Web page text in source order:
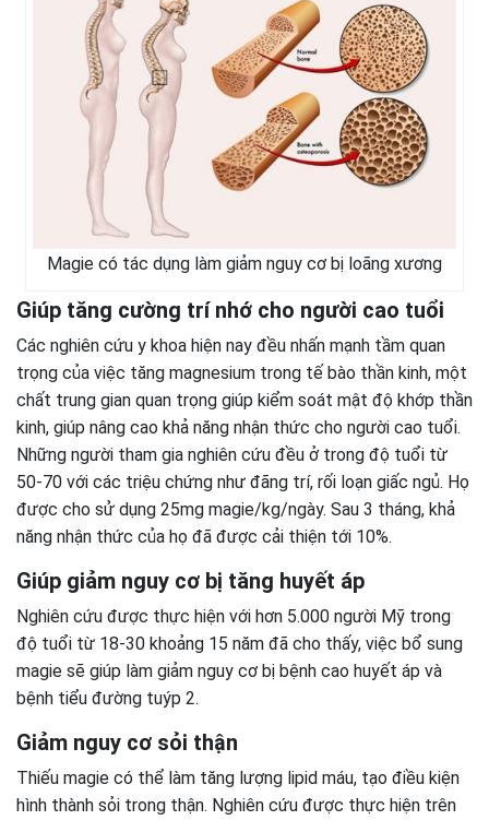
Magie có tác dụng làm giảm nguy cơ bị loãng xương
Giúp tăng cường trí nhớ cho người cao tuổi
Các nghiên cứu y khoa hiện nay đều nhấn mạnh tầm quan
trọng của việc tăng magnesium trong tế bào thần kinh, một
chất trung gian quan trọng giúp kiểm soát mật độ khớp thần
kinh, giúp nâng cao khả năng nhận thức cho người cao tuổi.
Những người tham gia nghiên cứu đều ở trong độ tuổi từ
50-70 với các triệu chứng như đãng trí, rối loạn giấc ngủ. Họ
được cho sử dụng 25mg magie/kg/ngày. Sau 3 tháng, khả
năng nhận thức của họ đã được cải thiện tới 10%.
Giúp giảm nguy cơ bị tăng huyết áp
Nghiên cứu được thực hiện với hơn 5.000 người Mỹ trong
độ tuổi từ 18-30 khoảng 15 năm đã cho thấy, việc bổ sung
magie sẽ giúp làm giảm nguy cơ bị bệnh cao huyết áp và
bệnh tiểu đường tuýp 2.
Giảm nguy cơ sỏi thận
Thiếu magie có thể làm tăng lượng lipid máu, tạo điều kiện
hình thành sỏi trong thận. Nghiên cứu được thực hiện trên